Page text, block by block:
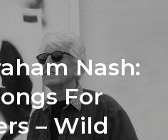
Nash:
For
– Wild